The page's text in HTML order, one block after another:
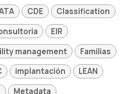
CDE
Classification
EIR
management
Familias
implantación
LEAN
Metadata